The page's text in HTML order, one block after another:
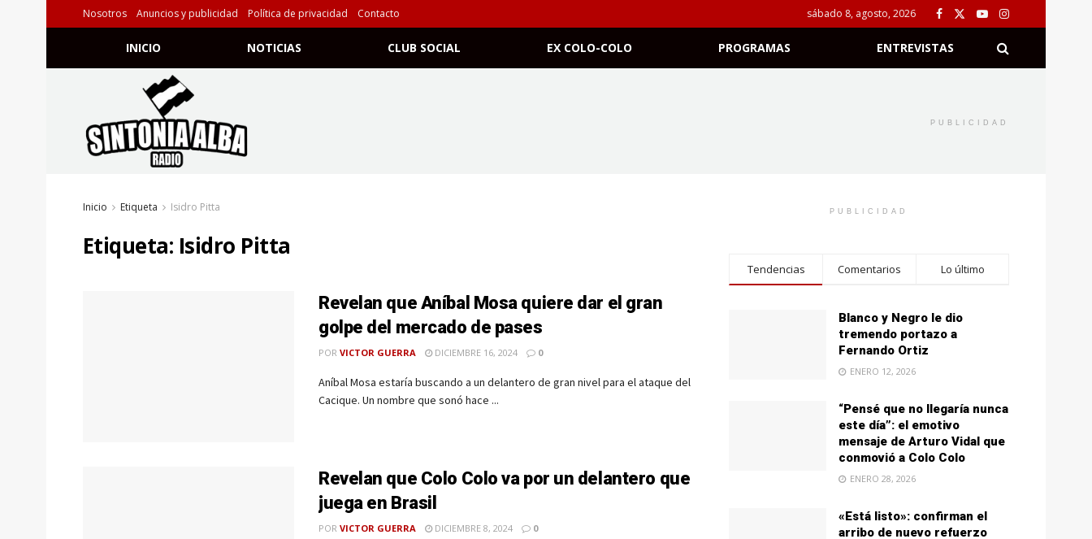
Nosotros Anuncios y publicidad Política de privacidad Contacto sábado 8, agosto, 2026
INICIO NOTICIAS CLUB SOCIAL EX COLO-COLO PROGRAMAS ENTREVISTAS
PUBLICIDAD
Inicio Etiqueta Isidro Pitta
Etiqueta: Isidro Pitta
Revelan que Aníbal Mosa quiere dar el gran
golpe del mercado de pases
POR VICTOR GUERRA DICIEMBRE 16, 2024 0
Aníbal Mosa estaría buscando a un delantero de gran nivel para el ataque del
Cacique. Un nombre que sonó hace ...
Revelan que Colo Colo va por un delantero que
juega en Brasil
POR VICTOR GUERRA DICIEMBRE 8, 2024 0
PUBLICIDAD
Tendencias Comentarios Lo último
Blanco y Negro le dio
tremendo portazo a
Fernando Ortiz
ENERO 12, 2026
“Pensé que no llegaría nunca
este día”: el emotivo
mensaje de Arturo Vidal que
conmovió a Colo Colo
ENERO 28, 2026
«Está listo»: confirman el
arribo de nuevo refuerzo